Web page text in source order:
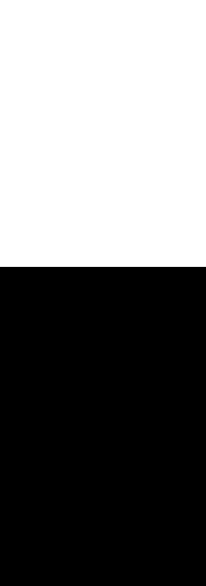
analytiker,
tydlig, seriös och
ser hon
intresse för
extra kompetens
kombination av